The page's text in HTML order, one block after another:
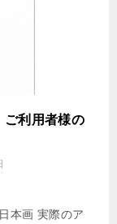
利用者様の
本画 実際のア